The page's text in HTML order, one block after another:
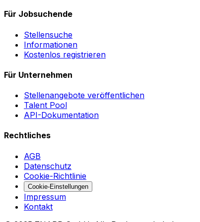
Für Jobsuchende
Stellensuche
Informationen
Kostenlos registrieren
Für Unternehmen
Stellenangebote veröffentlichen
Talent Pool
API-Dokumentation
Rechtliches
AGB
Datenschutz
Cookie-Richtlinie
Cookie-Einstellungen
Impressum
Kontakt